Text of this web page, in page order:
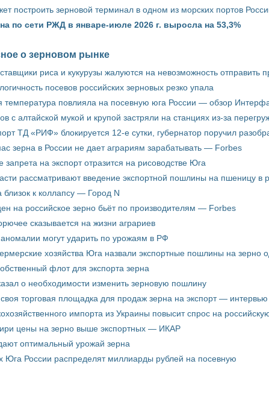
построить зерновой терминал в одном из морских портов
по сети РЖД в январе-июле 2026 г. выросла на 53,3%
о зерновом рынке
риса и кукурузы жалуются на невозможность отправить
посевов российских зерновых резко упала
температура повлияла на посевную юга России — обзор
с алтайской мукой и крупой застряли на станциях из-за
ТД «РИФ» блокируется 12-е сутки, губернатор поручил
зерна в России не дает аграриям зарабатывать — Forbes
запрета на экспорт отразится на рисоводстве Юга
рассматривают введение экспортной пошлины на пшеницу в
близок к коллапсу — Город N
на российское зерно бьёт по производителям — Forbes
сказывается на жизни аграриев
могут ударить по урожаям в РФ
хозяйства Юга назвали экспортные пошлины на зерно
флот для экспорта зерна
о необходимости изменить зерновую пошлину
торговая площадка для продаж зерна на экспорт —
импорта из Украины повысит спрос на
цены на зерно выше экспортных — ИКАР
оптимальный урожай зерна
Юга России распределят миллиарды рублей на посевную